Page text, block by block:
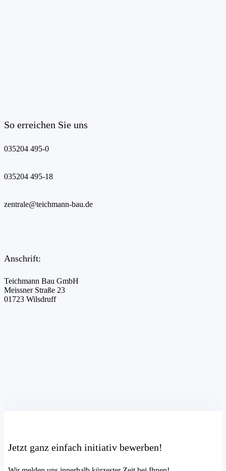
So erreichen Sie uns
035204 495-0
035204 495-18
zentrale@teichmann-bau.de
Anschrift:
Teichmann Bau GmbH
Meissner Straße 23
01723 Wilsdruff
Jetzt ganz einfach initiativ bewerben!